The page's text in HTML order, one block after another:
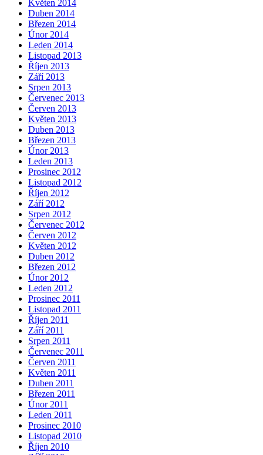
Květen 2014
Duben 2014
Březen 2014
Únor 2014
Leden 2014
Listopad 2013
Říjen 2013
Září 2013
Srpen 2013
Červenec 2013
Červen 2013
Květen 2013
Duben 2013
Březen 2013
Únor 2013
Leden 2013
Prosinec 2012
Listopad 2012
Říjen 2012
Září 2012
Srpen 2012
Červenec 2012
Červen 2012
Květen 2012
Duben 2012
Březen 2012
Únor 2012
Leden 2012
Prosinec 2011
Listopad 2011
Říjen 2011
Září 2011
Srpen 2011
Červenec 2011
Červen 2011
Květen 2011
Duben 2011
Březen 2011
Únor 2011
Leden 2011
Prosinec 2010
Listopad 2010
Říjen 2010